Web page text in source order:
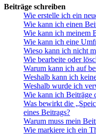
Beiträge schreiben
Wie erstelle ich ein
Wie kann ich einen
Wie kann ich meinem
Wie kann ich eine
Wieso kann ich nicht
Wie bearbeite oder
Warum kann ich auf
Weshalb kann ich
Weshalb wurde ich
Wie kann ich Beiträge
Was bewirkt die
eines Beitrags?
Warum muss mein
Wie markiere ich ein